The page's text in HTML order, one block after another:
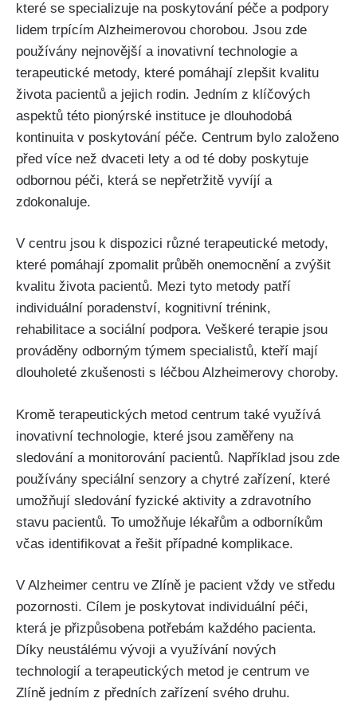
které se specializuje na poskytování péče a podpory
lidem trpícím Alzheimerovou chorobou. Jsou zde
používány nejnovější a inovativní technologie a
terapeutické metody, které pomáhají zlepšit kvalitu
života pacientů a jejich rodin. Jedním z klíčových
aspektů této pionýrské instituce je dlouhodobá
kontinuita v poskytování péče. Centrum bylo založeno
před více než dvaceti lety a od té doby poskytuje
odbornou péči, která se nepřetržitě vyvíjí a
zdokonaluje.
V centru jsou k dispozici různé terapeutické metody,
které pomáhají zpomalit průběh onemocnění a zvýšit
kvalitu života pacientů. Mezi tyto metody patří
individuální poradenství, kognitivní trénink,
rehabilitace a sociální podpora. Veškeré terapie jsou
prováděny odborným týmem specialistů, kteří mají
dlouholeté zkušenosti s léčbou Alzheimerovy choroby.
Kromě terapeutických metod centrum také využívá
inovativní technologie, které jsou zaměřeny na
sledování a monitorování pacientů. Například jsou zde
používány speciální senzory a chytré zařízení, které
umožňují sledování fyzické aktivity a zdravotního
stavu pacientů. To umožňuje lékařům a odborníkům
včas identifikovat a řešit případné komplikace.
V Alzheimer centru ve Zlíně je pacient vždy ve středu
pozornosti. Cílem je poskytovat individuální péči,
která je přizpůsobena potřebám každého pacienta.
Díky neustálému vývoji a využívání nových
technologií a terapeutických metod je centrum ve
Zlíně jedním z předních zařízení svého druhu.